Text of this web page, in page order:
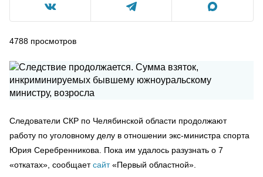
4788 просмотров
Следователи СКР по Челябинской области продолжают
работу по уголовному делу в отношении экс-министра спорта
Юрия Серебренникова. Пока им удалось разузнать о 7
«откатах», сообщаетсайт«Первый областной».